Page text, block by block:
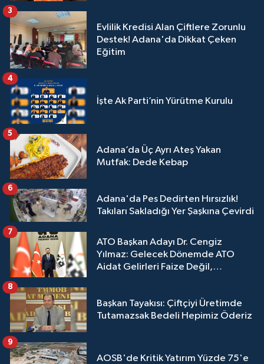
Evlilik Kredisi Alan Çiftlere Zorunlu
Destek! Adana'da Dikkat Çeken
Eğitim
3
İşte Ak Parti’nin Yürütme Kurulu
4
Adana’da Üç Ayrı Ateş Yakan
Mutfak: Dede Kebap
5
Adana'da Pes Dedirten Hırsızlık!
Takıları Sakladığı Yer Şaşkına Çevirdi
6
ATO Başkan Adayı Dr. Cengiz
Yılmaz: Gelecek Dönemde ATO
Aidat Gelirleri Faize Değil,
7
Başkan Tayakısı: Çiftçiyi Üretimde
Tutamazsak Bedeli Hepimiz Öderiz
8
AOSB'de Kritik Yatırım Yüzde 75'e
9